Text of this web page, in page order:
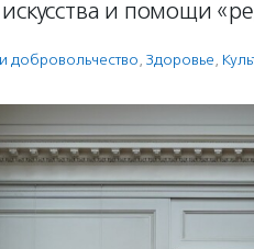
и помощи
доброволь­чест­во, Здоровье,